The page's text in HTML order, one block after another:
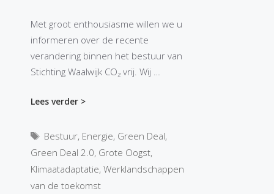
Met groot enthousiasme willen we u
informeren over de recente
verandering binnen het bestuur van
Stichting Waalwijk CO₂ vrij. Wij …
Lees verder >
Tags
Bestuur, Energie, Green Deal,
Green Deal 2.0, Grote Oogst,
Klimaatadaptatie, Werklandschappen
van de toekomst